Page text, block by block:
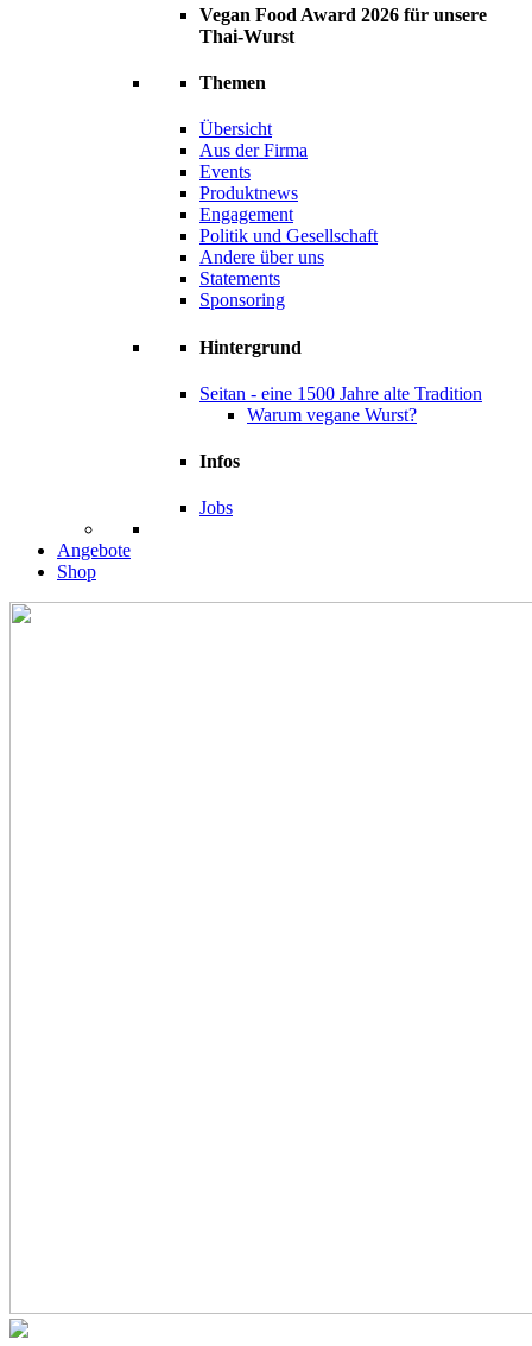
Vegan Food Award 2026 für unsere
Thai-Wurst
Themen
Übersicht
Aus der Firma
Events
Produktnews
Engagement
Politik und Gesellschaft
Andere über uns
Statements
Sponsoring
Hintergrund
Seitan - eine 1500 Jahre alte Tradition
Warum vegane Wurst?
Infos
Jobs
Angebote
Shop